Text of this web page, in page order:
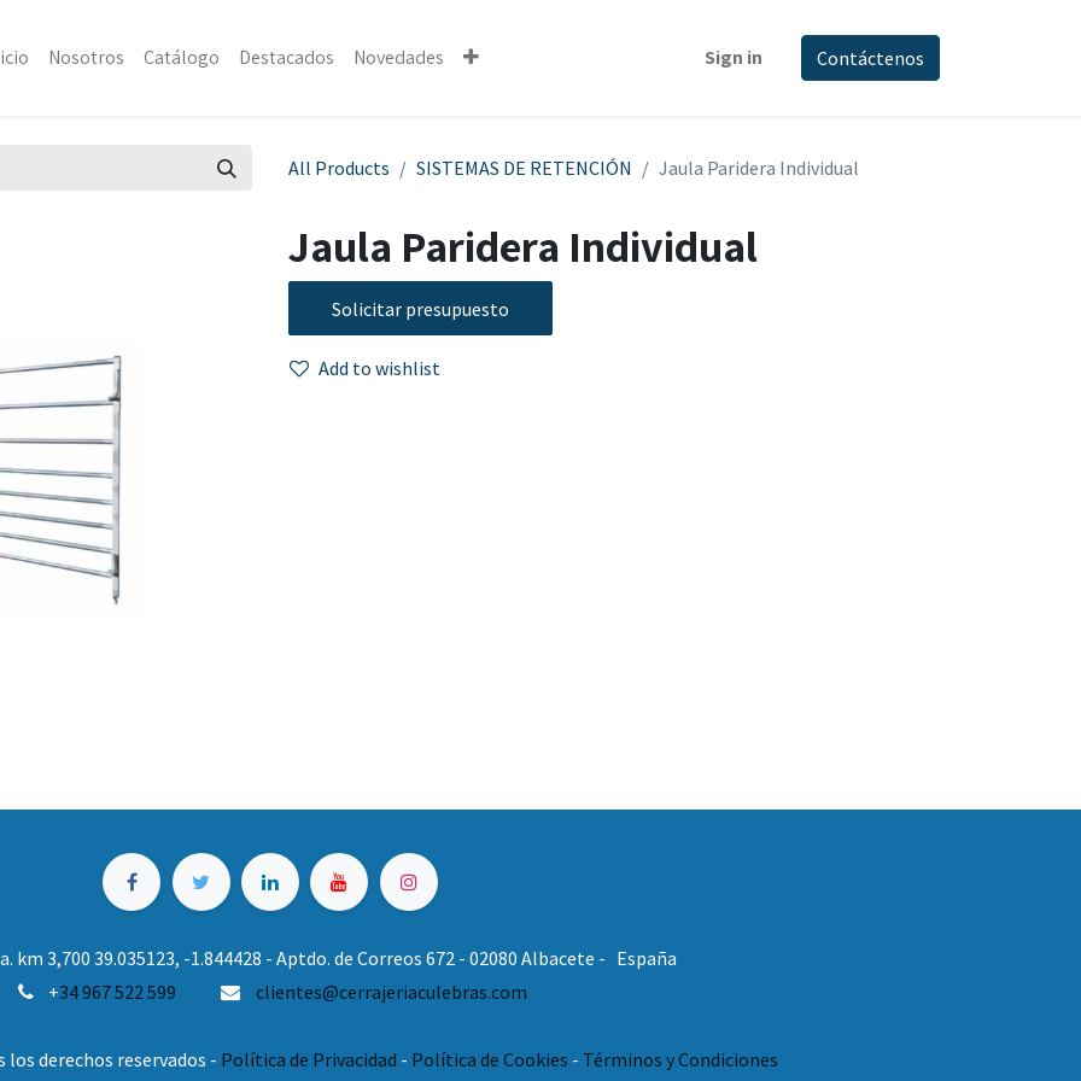
Nosotros Catálogo Destacados Novedades Sign in Contáctenos
All Products SISTEMAS DE RETENCIÓN Jaula Paridera Individual
Jaula Paridera Individual
Solicitar presupuesto
Add to wishlist
km 3,700 39.035123, -1.844428 - Aptdo. de Correos 672 - 02080 Albacete - España
+34 967 522 599 clientes@cerrajeriaculebras.com
derechos reservados - Política de Privacidad - Política de Cookies - Términos y Condiciones